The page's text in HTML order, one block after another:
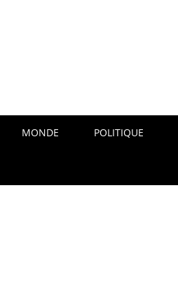
MONDE POLITIQUE